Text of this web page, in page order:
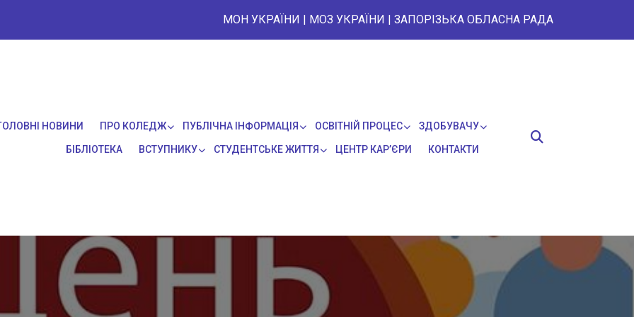
МОН УКРАЇНИ | МОЗ УКРАЇНИ | ЗАПОРІЗЬКА ОБЛАСНА РАДА
НОВИНИ ПРО КОЛЕДЖ ПУБЛІЧНА ІНФОРМАЦІЯ ОСВІТНІЙ ПРОЦЕС ЗДОБУВАЧУ
БІБЛІОТЕКА ВСТУПНИКУ СТУДЕНТСЬКЕ ЖИТТЯ ЦЕНТР КАР’ЄРИ КОНТАКТИ